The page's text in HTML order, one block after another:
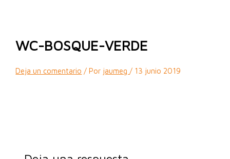
WC-BOSQUE-VERDE
Deja un comentario / Por jaumeg / 13 junio 2019